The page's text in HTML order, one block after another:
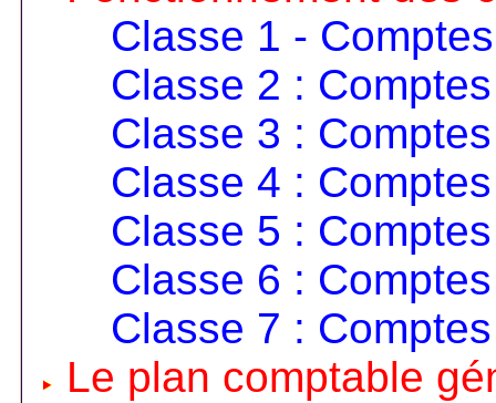
Classe 1 -
Classe 2 :
Classe 3 :
Classe 4 :
Classe 5 :
Classe 6 :
Classe 7 :
Le plan comptable